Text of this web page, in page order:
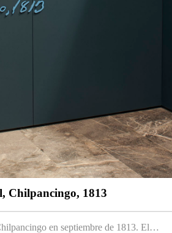
Chilpancingo, 1813
en septiembre de 1813. El…